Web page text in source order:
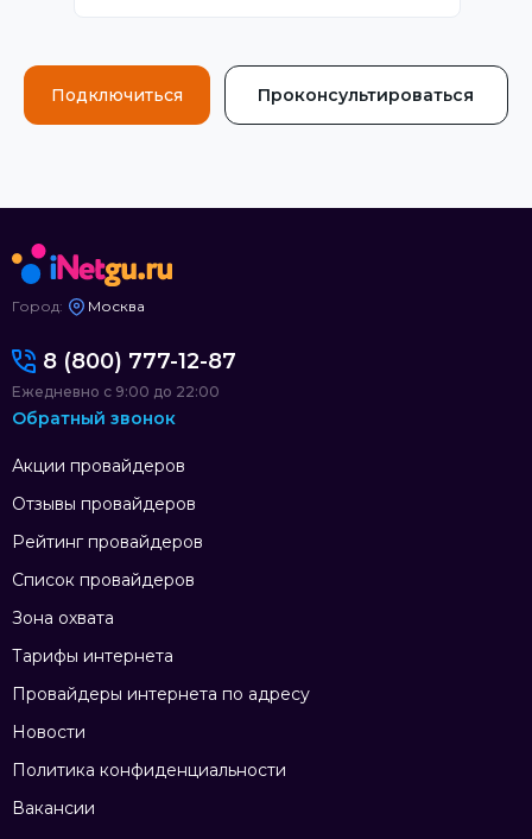
Подключиться Проконсультироваться
Город: Москва
Акции провайдеров
Отзывы провайдеров
Рейтинг провайдеров
Список провайдеров
Зона охвата
Тарифы интернета
Провайдеры интернета по адресу
Новости
Политика конфиденциальности
Вакансии
8 (800) 777-12-87
Ежедневно с 9:00 до 22:00
Обратный звонок